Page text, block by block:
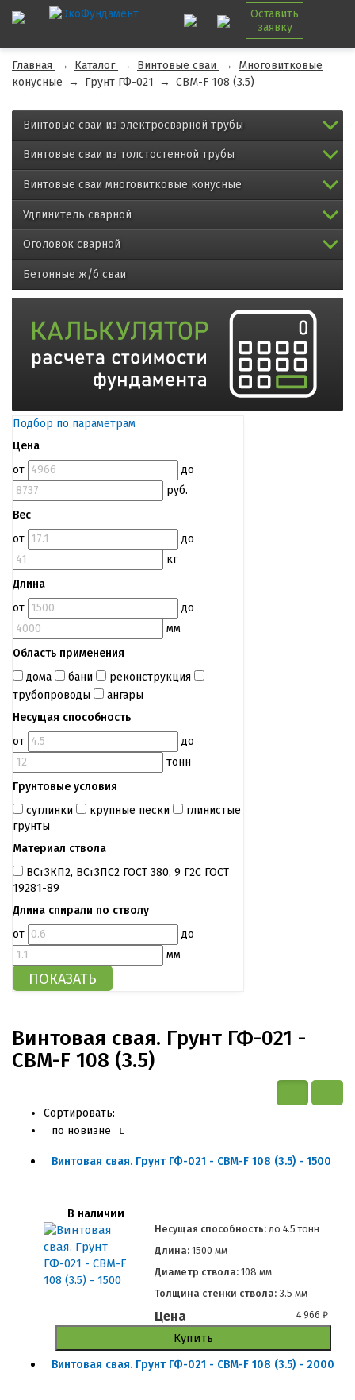
Оставить
заявку
Главная → Каталог → Винтовые сваи →
Многовитковые
конусные → Грунт ГФ-021 → СВМ-F 108 (3.5)
Винтовые сваи из электросварной трубы
Винтовые сваи из толстостенной трубы
Винтовые сваи многовитковые конусные
Удлинитель сварной
Оголовок сварной
Бетонные ж/б сваи
Подбор по параметрам
Цена
от
до
руб.
Вес
от
до
кг
Длина
от
до
мм
Область применения
дома
бани
реконструкция
трубопроводы
ангары
Несущая способность
от
до
тонн
Грунтовые условия
суглинки
крупные пески
глинистые
грунты
Материал ствола
ВСт3КП2, ВСт3ПС2 ГОСТ 380, 9 Г2С ГОСТ
19281-89
Длина спирали по стволу
от
до
мм
Винтовая свая. Грунт ГФ-021 -
СВМ-F 108 (3.5)
Сортировать:
по новизне
Винтовая свая. Грунт ГФ-021 - СВМ-F 108 (3.5) - 1500
В наличии
Несущая способность: до 4.5 тонн
Длина:1500 мм
Диаметр ствола:108 мм
Толщина стенки ствола:3.5 мм
Цена 4 966₽
Купить
Винтовая свая. Грунт ГФ-021 - СВМ-F 108 (3.5) - 2000